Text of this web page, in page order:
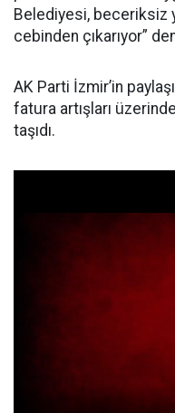
Belediyesi, beceriksiz
cebinden çıkarıyor”
AK Parti İzmir’in
fatura artışları
taşıdı.